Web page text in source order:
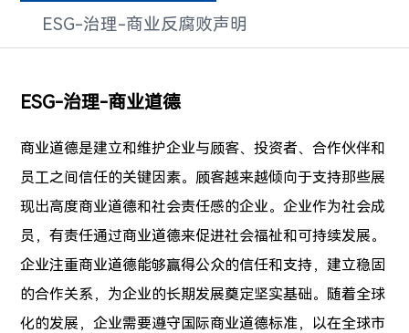
ESG-治理-商业反腐败声明
ESG-治理-商业道德
商业道德是建立和维护企业与顾客、投资者、合作伙伴和
员工之间信任的关键因素。顾客越来越倾向于支持那些展
现出高度商业道德和社会责任感的企业。企业作为社会成
员，有责任通过商业道德来促进社会福祉和可持续发展。
企业注重商业道德能够赢得公众的信任和支持，建立稳固
的合作关系，为企业的长期发展奠定坚实基础。随着全球
化的发展，企业需要遵守国际商业道德标准，以在全球市